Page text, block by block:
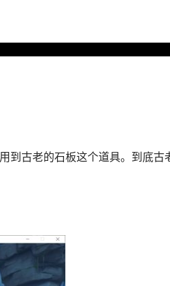
到古老的石板这个道具。到底古